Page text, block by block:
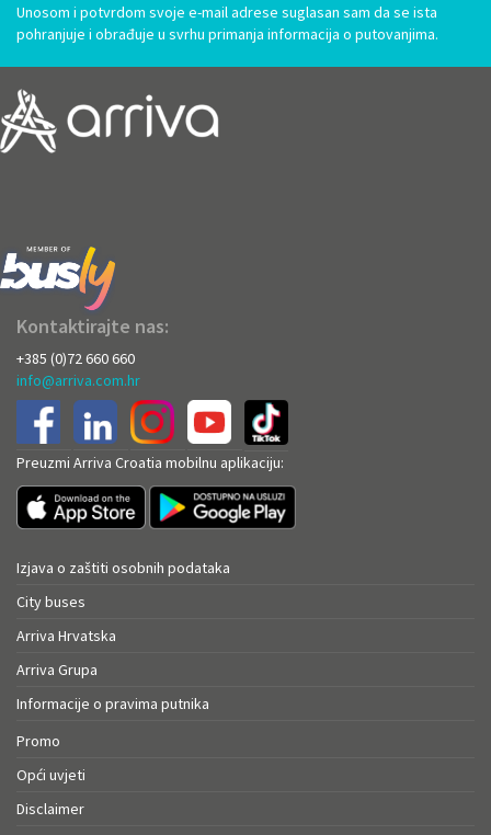
Unosom i potvrdom svoje e-mail adrese suglasan sam da se ista
pohranjuje i obrađuje u svrhu primanja informacija o putovanjima.
Kontaktirajte nas:
+385 (0)72 660 660
info@arriva.com.hr
Preuzmi Arriva Croatia mobilnu aplikaciju:
Izjava o zaštiti osobnih podataka
City buses
Arriva Hrvatska
Arriva Grupa
Informacije o pravima putnika
Promo
Opći uvjeti
Disclaimer